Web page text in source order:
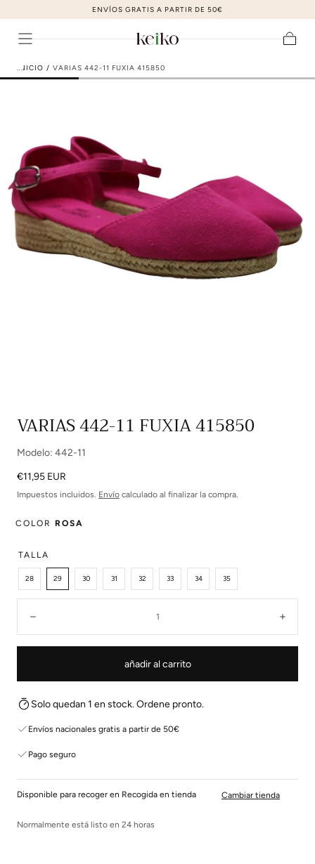
ir al contenido
ZAPATOS DE MODA AL MEJOR PRECIO
multimedia
en
modal
INICIO / VARIAS 442-11 FUXIA 415850
VARIAS 442-11 FUXIA 415850
Modelo: 442-11
Precio
regular
€11,95 EUR
Impuestos incluidos. Envío calculado al finalizar la compra.
COLOR ROSA
TALLA
28 29 30 31 32 33 34 35
añadir al carrito
Solo quedan 1 en stock. Ordene pronto.
Envíos nacionales gratis a partir de 50€
Pago seguro
Disponible para recoger en Recogida en tienda
Normalmente está listo en 24 horas
Cambiar tienda